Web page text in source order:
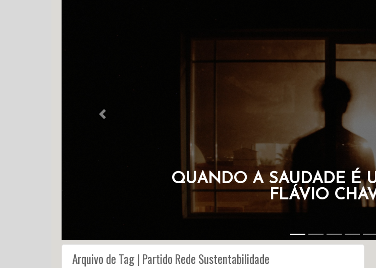
OS QUE CARREGAM A
DA ALMA. POR
Previous
Arquivo de Tag | Partido Rede Sustentabilidade